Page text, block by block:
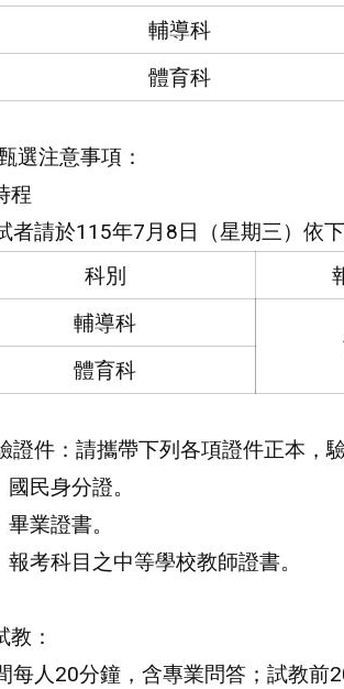
輔導科
體育科
選注意事項：
程
者請於115年7月8日（星期三）依
科別
輔導科
體育科
證件：請攜帶下列各項證件正本，驗
國民身分證。
畢業證書。
報考科目之中等學校教師證書。
教：
每人20分鐘，含專業問答；試教前